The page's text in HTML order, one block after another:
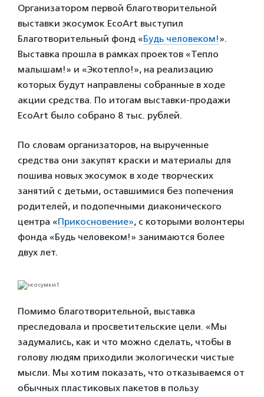
Организатором первой благотворительной
выставки экосумок EcoArt выступил
Благотворительный фонд «Будь человеком!».
Выставка прошла в рамках проектов «Тепло
малышам!» и «Экотепло!», на реализацию
которых будут направлены собранные в ходе
акции средства. По итогам выставки-продажи
EcoArt было собрано 8 тыс. рублей.
По словам организаторов, на вырученные
средства они закупят краски и материалы для
пошива новых экосумок в ходе творческих
занятий с детьми, оставшимися без попечения
родителей, и подопечными диаконического
центра «Прикосновение», с которыми волонтеры
фонда «Будь человеком!» занимаются более
двух лет.
Помимо благотворительной, выставка
преследовала и просветительские цели. «Мы
задумались, как и что можно сделать, чтобы в
голову людям приходили экологически чистые
мысли. Мы хотим показать, что отказываемся от
обычных пластиковых пакетов в пользу